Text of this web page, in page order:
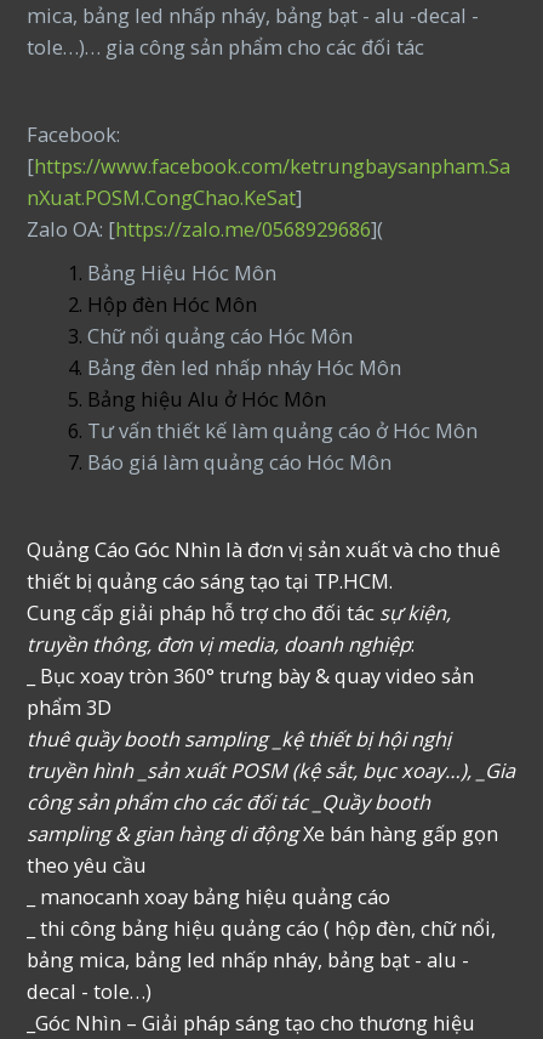
mica, bảng led nhấp nháy, bảng bạt - alu -decal -
tole…)… gia công sản phẩm cho các đối tác
Facebook:
[https://www.facebook.com/ketrungbaysanpham.Sa
nXuat.POSM.CongChao.KeSat]
Zalo OA: [https://zalo.me/0568929686](
Bảng Hiệu Hóc Môn
Hộp đèn Hóc Môn
Chữ nổi quảng cáo Hóc Môn
Bảng đèn led nhấp nháy Hóc Môn
Bảng hiệu Alu ở Hóc Môn
Tư vấn thiết kế làm quảng cáo ở Hóc Môn
Báo giá làm quảng cáo Hóc Môn
Quảng Cáo Góc Nhìn là đơn vị sản xuất và cho thuê
thiết bị quảng cáo sáng tạo tại TP.HCM.
Cung cấp giải pháp hỗ trợ cho đối tác sự kiện,
truyền thông, đơn vị media, doanh nghiệp:
_ Bục xoay tròn 360° trưng bày & quay video sản
phẩm 3D
thuê quầy booth sampling _kệ thiết bị hội nghị
truyền hình _sản xuất POSM (kệ sắt, bục xoay…), _Gia
công sản phẩm cho các đối tác _Quầy booth
sampling & gian hàng di độngXe bán hàng gấp gọn
theo yêu cầu
_ manocanh xoay bảng hiệu quảng cáo
_ thi công bảng hiệu quảng cáo ( hộp đèn, chữ nổi,
bảng mica, bảng led nhấp nháy, bảng bạt - alu -
decal - tole…)
_Góc Nhìn – Giải pháp sáng tạo cho thương hiệu